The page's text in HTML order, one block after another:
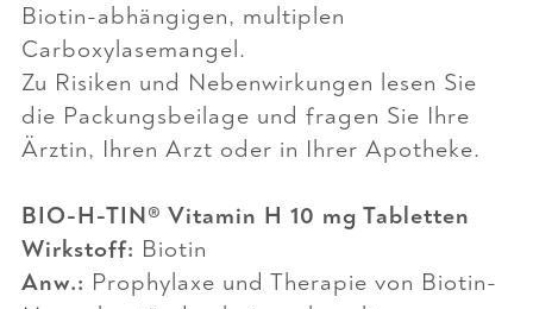
Biotin-abhängigen, multiplen
Carboxylasemangel.
Zu Risiken und Nebenwirkungen lesen Sie
die Packungsbeilage und fragen Sie Ihre
Ärztin, Ihren Arzt oder in Ihrer Apotheke.
BIO-H-TIN® Vitamin H 10 mg Tabletten
Wirkstoff: Biotin
Anw.: Prophylaxe und Therapie von Biotin-